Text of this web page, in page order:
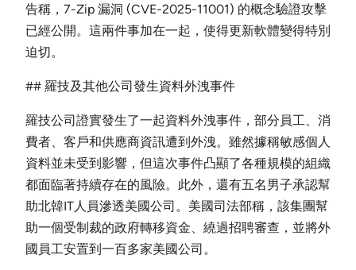
告稱，7-Zip 漏洞 (CVE-2025-11001) 的概念驗證攻擊
已經公開。這兩件事加在一起，使得更新軟體變得特別
迫切。
## 羅技及其他公司發生資料外洩事件
羅技公司證實發生了一起資料外洩事件，部分員工、消
費者、客戶和供應商資訊遭到外洩。雖然據稱敏感個人
資料並未受到影響，但這次事件凸顯了各種規模的組織
都面臨著持續存在的風險。此外，還有五名男子承認幫
助北韓IT人員滲透美國公司。美國司法部稱，該集團幫
助一個受制裁的政府轉移資金、繞過招聘審查，並將外
國員工安置到一百多家美國公司。